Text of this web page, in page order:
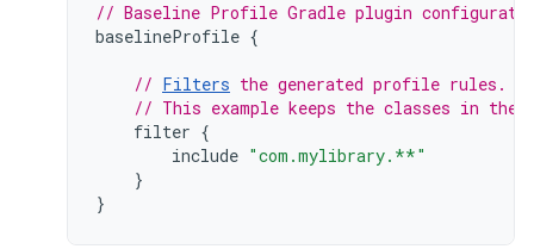
// Baseline Profile Gradle plugin
baselineProfile {
// Filters the generated profile rules.
// This example keeps the classes in the
filter {
include "com.mylibrary.**"
}
}